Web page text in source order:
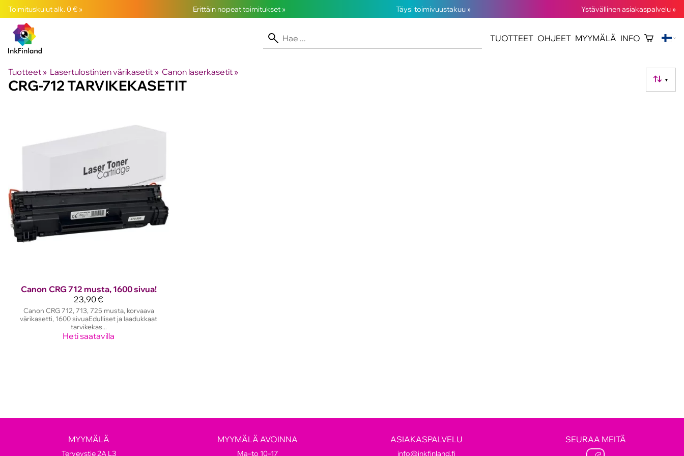
Toimituskulut alk. 0 € » Erittäin nopeat toimitukset » Täysi toimivuustakuu » Ystävällinen asiakaspalvelu »
TUOTTEET OHJEET MYYMÄLÄ INFO
Tuotteet ‪» Lasertulostinten värikasetit ‪» Canon laserkasetit ‪»
▼
CRG-712 TARVIKEKASETIT
Canon CRG 712 musta, 1600 sivua!
23,90 €
Canon CRG 712, 713, 725 musta, korvaava
värikasetti, 1600 sivuaEdulliset ja laadukkaat
tarvikekas...
Heti saatavilla
MYYMÄLÄ
Terveystie 2A L3
MYYMÄLÄ AVOINNA
Ma–to 10–17
ASIAKASPALVELU
info@inkfinland.fi
SEURAA MEITÄ